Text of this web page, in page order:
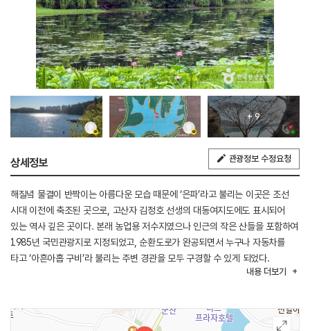
+ 9
상세정보 관광정보 수정요청
해질녘 물결이 반짝이는 아름다운 모습 때문에 ‘은파’라고 불리는 이곳은 조선
시대 이전에 축조된 곳으로, 고산자 김정호 선생의 대동여지도에도 표시되어
있는 역사 깊은 곳이다. 본래 농업용 저수지였으나 인근의 작은 산들을 포함하여
1985년 국민관광지로 지정되었고, 순환도로가 완공되면서 누구나 자동차를
타고 ‘아흔아홉 구비’라 불리는 주변 경관을 모두 구경할 수 있게 되었다.
물빛다리는 은파저수지에 전해오는 ‘중바우 전설(애기바우·중바우·개바우
재현했다. 은파를 가로지르는 다리 위에서 호수에 비친 자연을 바라보며 여유를
즐길 수 있고, 야간에는 은은한 조명이 어우러져 물과 빛이 조화를 이루는
내용 더보기